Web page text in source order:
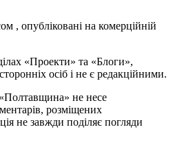
, опубліковані на комерційній
«Проекти» та «Блоги»,
осіб і не є редакційними.
не несе
розміщених
не завжди поділяє погляди